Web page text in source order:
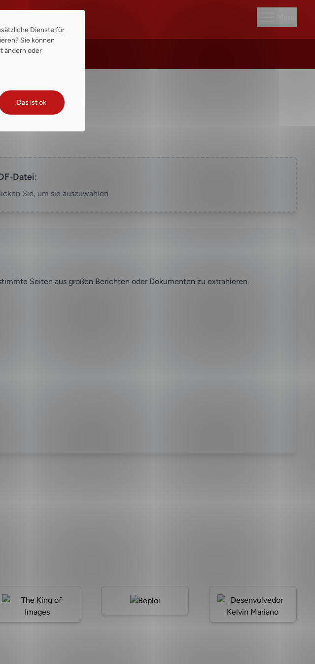
Datei:
Sie, um sie auszuwählen
Seiten aus großen Berichten oder Dokumenten zu extrahieren.
Dienste für
Sie können
ändern oder
Das ist ok